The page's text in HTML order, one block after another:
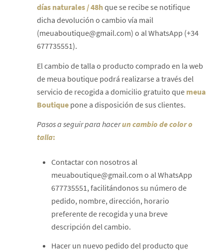
días naturales / 48hque se recibe se notifique
dicha devolución o cambio vía mail
(meuaboutique@gmail.com) o al WhatsApp (+34
677735551).
El cambio de talla o producto comprado en la web
de meua boutique podrá realizarse a través del
servicio de recogida a domicilio gratuito que meua
Boutiquepone a disposición de sus clientes.
Pasos a seguir para hacerun cambio de color o
talla:
Contactar con nosotros al
meuaboutique@gmail.com o al WhatsApp
677735551, facilitándonos su número de
pedido, nombre, dirección, horario
preferente de recogida y una breve
descripción del cambio.
Hacer un nuevo pedido del producto que